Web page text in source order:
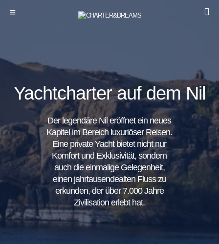
Yachtcharter auf dem Nil
Der legendäre Nil eröffnet ein neues
Kapitel im Bereich luxuriöser Reisen.
Eine private Yacht bietet nicht nur
Komfort und Exklusivität, sondern
auch die einmalige Gelegenheit,
einen jahrtausendealten Fluss zu
erkunden, der über 7.000 Jahre
Zivilisation erlebt hat.